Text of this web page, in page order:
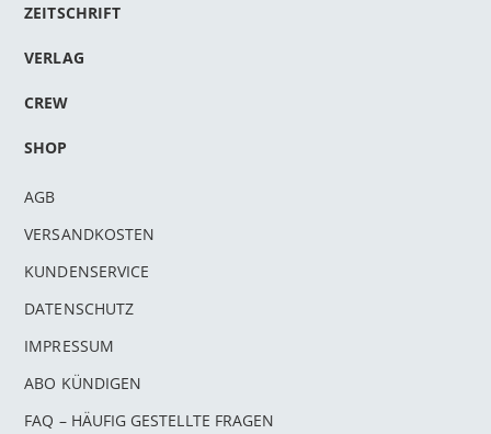
ZEITSCHRIFT
VERLAG
CREW
SHOP
AGB
VERSANDKOSTEN
KUNDENSERVICE
DATENSCHUTZ
IMPRESSUM
ABO KÜNDIGEN
FAQ – HÄUFIG GESTELLTE FRAGEN